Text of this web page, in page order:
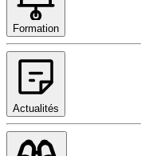
Formation
Actualités